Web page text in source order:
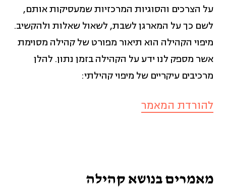
מגדר (11)
מדדי איכות חיים (12)
מדידה והערכה (2)
ניהול ומנהיגות (4)
פיתוח משאבים (5)
על הצרכים והסוגיות המרכזיות שמעסיקות אותם,
לשם כך על המארגן לשבת, לשאול שאלות ולהקשיב.
מיפוי הקהילה הוא תיאור מפורט של קהילה מסוימת
אשר מספק לנו ידע על הקהילה בזמן נתון. להלן
מרכיבים עיקריים של מיפוי קהילתי:
להורדת המאמר
מאמרים בנושא קהילה